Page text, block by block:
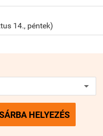
14., péntek)
HELYEZÉS